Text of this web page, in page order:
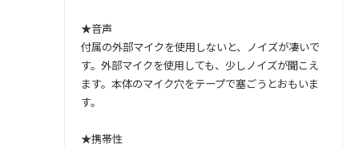
★音声
付属の外部マイクを使用しないと、ノイズが凄いで
す。外部マイクを使用しても、少しノイズが聞こえ
ます。本体のマイク穴をテープで塞ごうとおもいま
す。
★携帯性